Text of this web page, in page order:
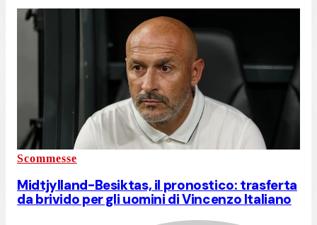
Scommesse
Midtjylland-Besiktas, il pronostico: trasferta
da brivido per gli uomini di Vincenzo Italiano